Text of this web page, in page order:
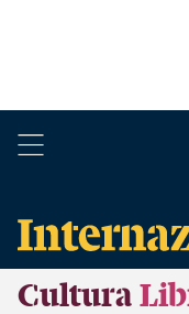
Cultura